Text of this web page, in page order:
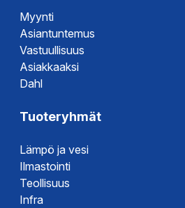
Myynti
Asiantuntemus
Vastuullisuus
Asiakkaaksi
Dahl
Tuoteryhmät
Lämpö ja vesi
Ilmastointi
Teollisuus
Infra